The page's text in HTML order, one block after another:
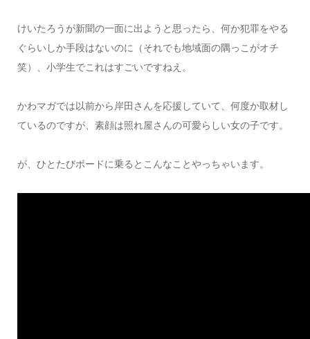
けいたろうが新聞の一面に出ようと思ったら、何か犯罪をやる
ぐらいしか手段はないのに（それでも地域面の隅っこがオチ
笑）、小学生でこれはすごいですねえ。
かわマガでは以前から岸田さんを応援していて、何度か取材し
ているのですが、素顔は照れ屋さんの可愛らしい女の子です。
が、ひとたびボードに乗るとこんなことやっちゃいます。